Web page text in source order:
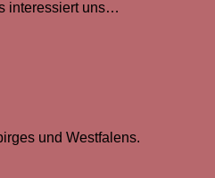
interessiert uns…
und Westfalens.